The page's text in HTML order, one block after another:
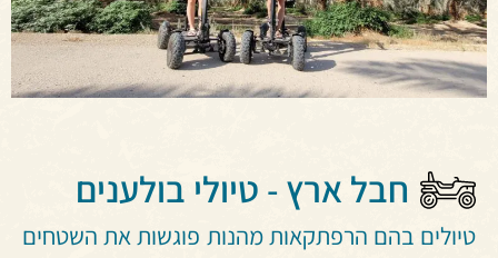
חבל ארץ - טיולי בולענים
טיולים בהם הרפתקאות מהנות פוגשות את השטחים